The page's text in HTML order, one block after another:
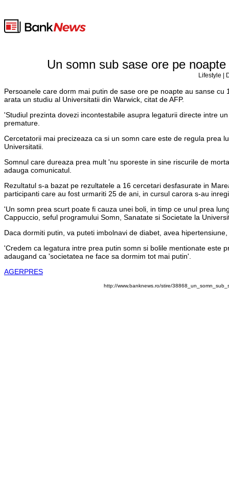
Un somn sub sase ore pe
Lifestyle |
Persoanele care dorm mai putin de sase ore pe noapte au sanse
arata un studiu al Universitatii din Warwick, citat de AFP.
'Studiul prezinta dovezi incontestabile asupra legaturii directe intre
premature.
Cercetatorii mai precizeaza ca si un somn care este de regula prea
Universitatii.
Somnul care dureaza prea mult 'nu sporeste in sine riscurile de
adauga comunicatul.
Rezultatul s-a bazat pe rezultatele a 16 cercetari desfasurate in
participanti care au fost urmariti 25 de ani, in cursul carora s-au
'Un somn prea scurt poate fi cauza unei boli, in timp ce unul prea
Cappuccio, seful programului Somn, Sanatate si Societate la
Daca dormiti putin, va puteti imbolnavi de diabet, avea
'Credem ca legatura intre prea putin somn si bolile mentionate este
adaugand ca 'societatea ne face sa dormim tot mai putin'.
AGERPRES
http://www.banknews.ro/stire/